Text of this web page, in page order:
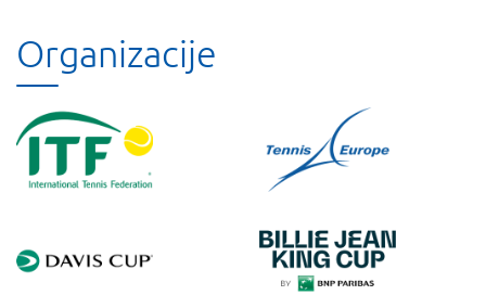
Organizacije